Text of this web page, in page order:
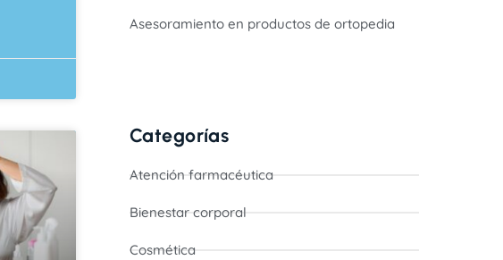
Asesoramiento en productos de ortopedia
Categorías
Atención farmacéutica
Bienestar corporal
Cosmética